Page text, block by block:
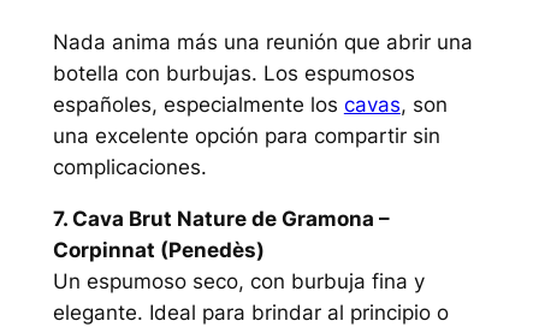
Nada anima más una reunión que abrir una
botella con burbujas. Los espumosos
españoles, especialmente los cavas, son
una excelente opción para compartir sin
complicaciones.
7. Cava Brut Nature de Gramona –
Corpinnat (Penedès)
Un espumoso seco, con burbuja fina y
elegante. Ideal para brindar al principio o